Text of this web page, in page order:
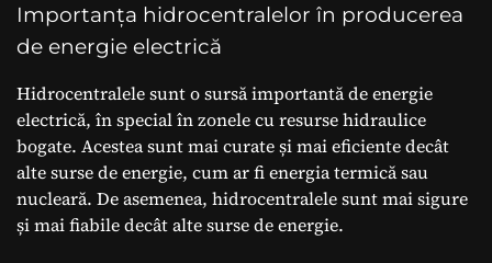
Importanța hidrocentralelor în producerea
de energie electrică
Hidrocentralele sunt o sursă importantă de energie
electrică, în special în zonele cu resurse hidraulice
bogate. Acestea sunt mai curate și mai eficiente decât
alte surse de energie, cum ar fi energia termică sau
nucleară. De asemenea, hidrocentralele sunt mai sigure
și mai fiabile decât alte surse de energie.